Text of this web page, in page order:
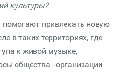
культуры?
привлекать новую
в таких территориях, где
к живой музыке,
общества - организации